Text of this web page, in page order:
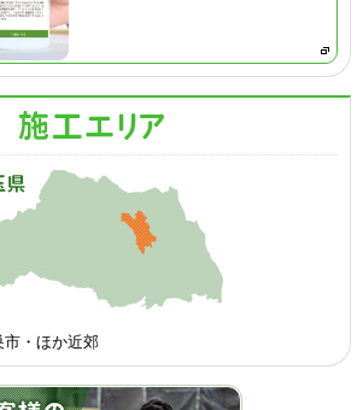
市・ほか近郊